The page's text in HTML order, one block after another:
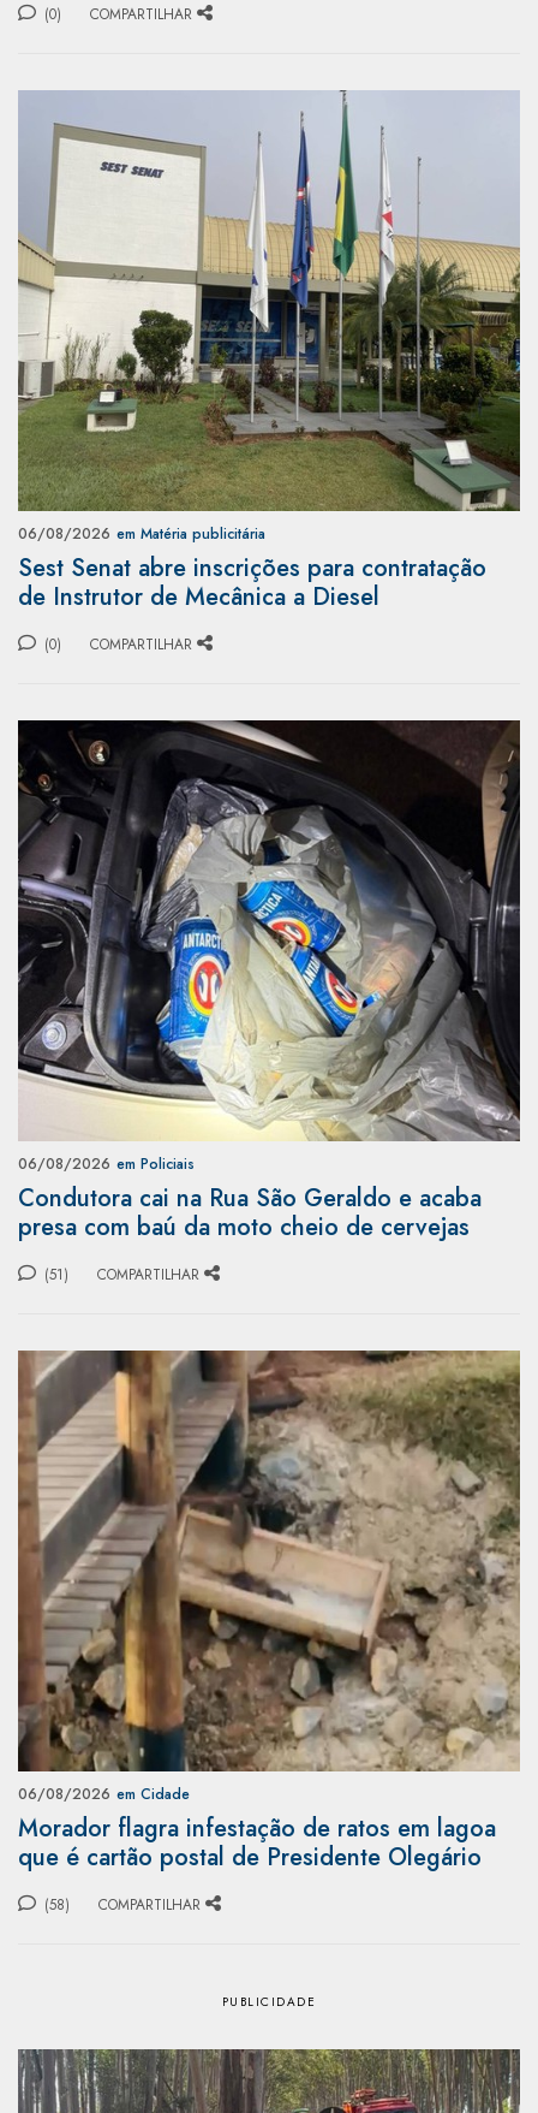
(0) COMPARTILHAR
06/08/2026 em Matéria publicitária
Sest Senat abre inscrições para contratação
de Instrutor de Mecânica a Diesel
(0) COMPARTILHAR
06/08/2026 em Policiais
Condutora cai na Rua São Geraldo e acaba
presa com baú da moto cheio de cervejas
(51) COMPARTILHAR
06/08/2026 em Cidade
Morador flagra infestação de ratos em lagoa
que é cartão postal de Presidente Olegário
(58) COMPARTILHAR